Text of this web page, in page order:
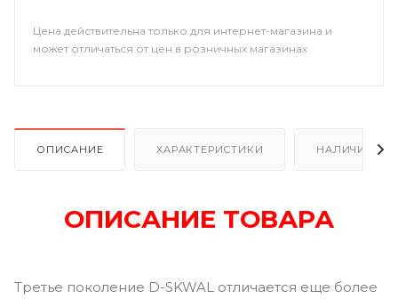
Цена действительна только для интернет-магазина и
может отличаться от цен в розничных магазинах
ОПИСАНИЕ ХАРАКТЕРИСТИКИ НАЛИЧИЕ
ОПИСАНИЕ ТОВАРА
Третье поколение D-SKWAL отличается еще более